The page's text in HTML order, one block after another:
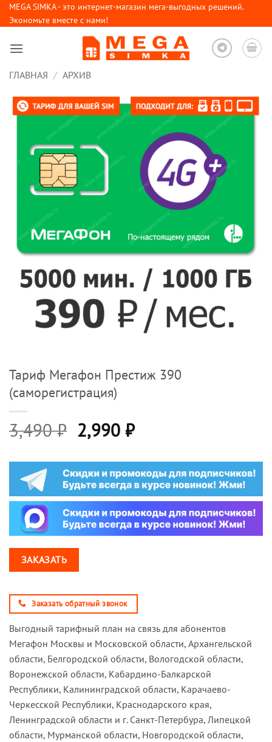
SkipMEGA SIMKA - это интернет-магазин мега-выгодных решений.
Экономьте вместе с нами!
ГЛАВНАЯ / АРХИВ
Тариф Мегафон Престиж 390
(саморегистрация)
3,490₽ Первоначальная
цена
составляла
3,490 ₽.
2,990 ₽Текущая
2,990 ₽.
ЗАКАЗАТЬ
Заказать обратный звонок
Выгодный тарифный план на связь для абонентов
Мегафон Москвы и Московской области, Архангельской
области, Белгородской области, Вологодской области,
Воронежской области, Кабардино-Балкарской
Республики, Калининградской области, Карачаево-
Черкесской Республики, Краснодарского края,
Ленинградской области и г. Санкт-Петербура, Липецкой
области, Мурманской области, Новгородской области,